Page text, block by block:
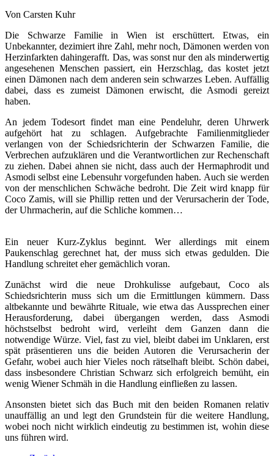
Von Carsten Kuhr
Die Schwarze Familie in Wien ist erschüttert. Etwas, ein
Unbekannter, dezimiert ihre Zahl, mehr noch, Dämonen werden von
Herzinfarkten dahingerafft. Das, was sonst nur den als minderwertig
angesehenen Menschen passiert, ein Herzschlag, das kostet jetzt
einen Dämonen nach dem anderen sein schwarzes Leben. Auffällig
dabei, dass es zumeist Dämonen erwischt, die Asmodi gereizt
haben.
An jedem Todesort findet man eine Pendeluhr, deren Uhrwerk
aufgehört hat zu schlagen. Aufgebrachte Familienmitglieder
verlangen von der Schiedsrichterin der Schwarzen Familie, die
Verbrechen aufzuklären und die Verantwortlichen zur Rechenschaft
zu ziehen. Dabei ahnen sie nicht, dass auch der Hermaphrodit und
Asmodi selbst eine Lebensuhr vorgefunden haben. Auch sie werden
von der menschlichen Schwäche bedroht. Die Zeit wird knapp für
Coco Zamis, will sie Phillip retten und der Verursacherin der Tode,
der Uhrmacherin, auf die Schliche kommen…
Ein neuer Kurz-Zyklus beginnt. Wer allerdings mit einem
Paukenschlag gerechnet hat, der muss sich etwas gedulden. Die
Handlung schreitet eher gemächlich voran.
Zunächst wird die neue Drohkulisse aufgebaut, Coco als
Schiedsrichterin muss sich um die Ermittlungen kümmern. Dass
altbekannte und bewährte Rituale, wie etwa das Aussprechen einer
Herausforderung, dabei übergangen werden, dass Asmodi
höchstselbst bedroht wird, verleiht dem Ganzen dann die
notwendige Würze. Viel, fast zu viel, bleibt dabei im Unklaren, erst
spät präsentieren uns die beiden Autoren die Verursacherin der
Gefahr, wobei auch hier Vieles noch rätselhaft bleibt. Schön dabei,
dass insbesondere Christian Schwarz sich erfolgreich bemüht, ein
wenig Wiener Schmäh in die Handlung einfließen zu lassen.
Ansonsten bietet sich das Buch mit den beiden Romanen relativ
unauffällig an und legt den Grundstein für die weitere Handlung,
wobei noch nicht wirklich eindeutig zu bestimmen ist, wohin diese
uns führen wird.